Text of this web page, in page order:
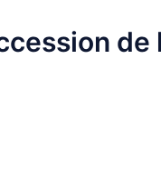
de